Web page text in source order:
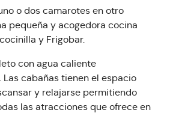
o dos camarotes en otro
pequeña y acogedora cocina
y Frigobar.
con agua caliente
Las cabañas tienen el espacio
y relajarse permitiendo
las atracciones que ofrece en